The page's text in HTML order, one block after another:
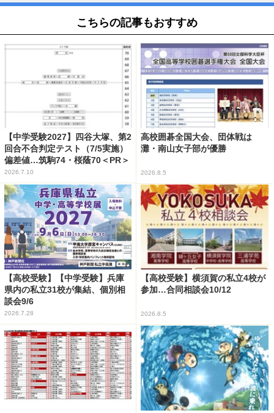
こちらの記事もおすすめ
【中学受験2027】四谷大塚、第2
回合不合判定テスト（7/5実施）
偏差値…筑駒74・桜蔭70＜PR＞
2026.7.10
高校囲碁全国大会、団体戦は
灘・南山女子部が優勝
2026.8.5
【高校受験】【中学受験】兵庫
県内の私立31校が集結、個別相
談会9/6
2026.7.28
【高校受験】横須賀の私立4校が
参加…合同相談会10/12
2026.8.5